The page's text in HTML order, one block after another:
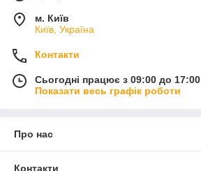
м. Київ
Київ, Україна
Контакти
Сьогодні працює з 09:00 до 17:00
Показати весь графік роботи
Про нас
Контакти